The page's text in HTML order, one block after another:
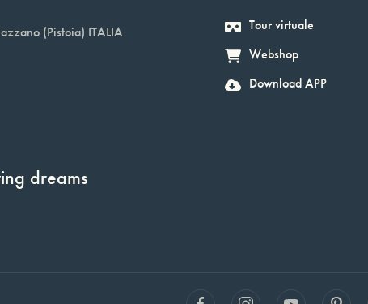
(Pistoia) ITALIA
dreams
Tour virtuale
Webshop
Download APP